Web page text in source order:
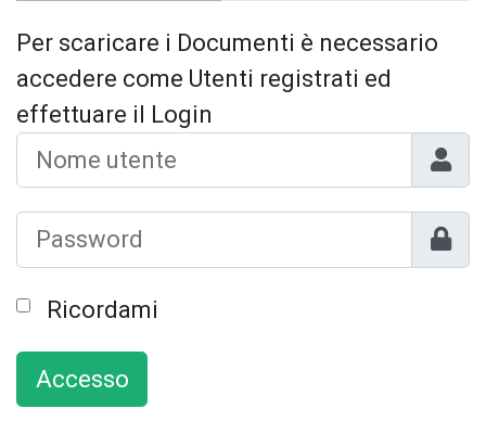
Per scaricare i Documenti è necessario
accedere come Utenti registrati ed
effettuare il Login
Ricordami
Accesso